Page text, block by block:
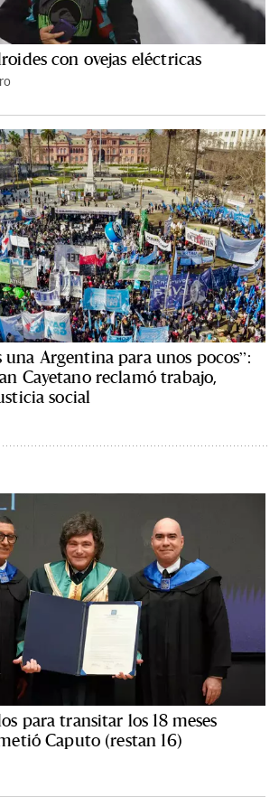
con ovejas eléctricas
una Argentina para unos pocos”:
Cayetano reclamó trabajo,
social
para transitar los 18 meses
Caputo (restan 16)